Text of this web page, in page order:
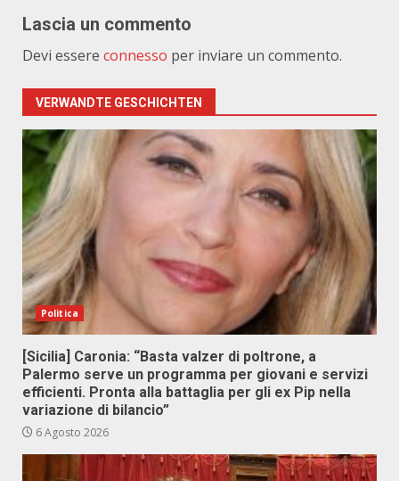
Lascia un commento
Devi essere connesso per inviare un commento.
VERWANDTE GESCHICHTEN
Politica
[Sicilia] Caronia: “Basta valzer di poltrone, a
Palermo serve un programma per giovani e servizi
efficienti. Pronta alla battaglia per gli ex Pip nella
variazione di bilancio”
6 Agosto 2026